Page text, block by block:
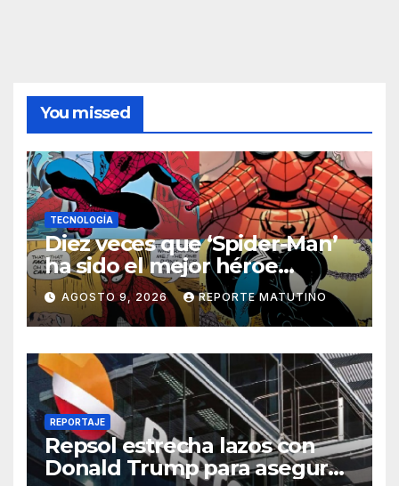
You missed
TECNOLOGÍA
Diez veces que ‘Spider-Man’
ha sido el mejor héroe
del cómic
AGOSTO 9, 2026 REPORTE MATUTINO
REPORTAJE
Repsol estrecha lazos con
Donald Trump para asegurar